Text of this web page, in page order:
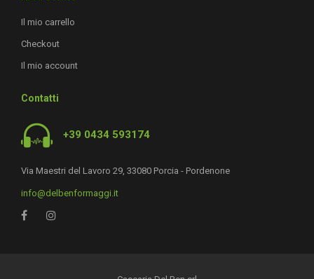
Il mio carrello
Checkout
Il mio account
Contatti
+39 0434 593174
Via Maestri del Lavoro 29, 33080 Porcia - Pordenone
info@delbenformaggi.it